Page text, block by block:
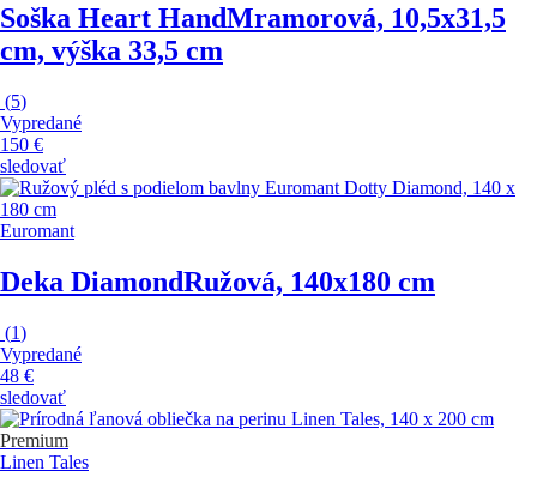
Soška Heart HandMramorová, 10,5x31,5
cm, výška 33,5 cm
(5)
Vypredané
150 €
sledovať
Euromant
Deka DiamondRužová, 140x180 cm
(1)
Vypredané
48 €
sledovať
Premium
Linen Tales